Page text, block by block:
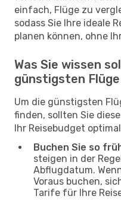
einfach, Flüge zu
sodass Sie Ihre ideale
planen können, ohne
Was Sie wissen
günstigsten
Um die günstigsten
finden, sollten Sie
Ihr Reisebudget
Buchen Sie so
steigen in der
Abflugdatum.
Voraus buchen,
Tarife für Ihre